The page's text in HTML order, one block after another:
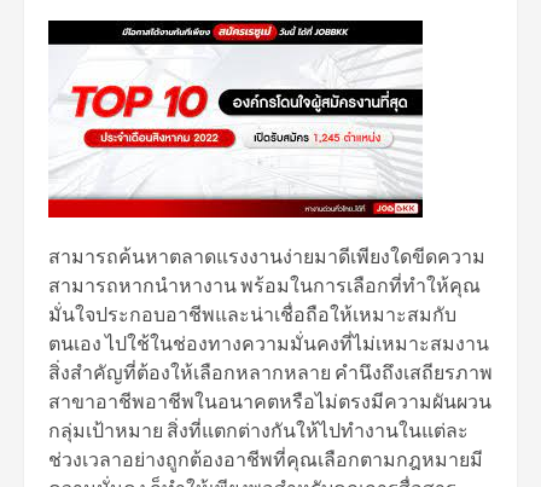
สามารถค้นหาตลาดแรงงานง่ายมาดีเพียงใดขีดความ
สามารถหากนำหางาน พร้อมในการเลือกที่ทำให้คุณ
มั่นใจประกอบอาชีพและน่าเชื่อถือให้เหมาะสมกับ
ตนเอง ไปใช้ในช่องทางความมั่นคงที่ไม่เหมาะสมงาน
สิ่งสำคัญที่ต้องให้เลือกหลากหลาย คำนึงถึงเสถียรภาพ
สาขาอาชีพอาชีพในอนาคตหรือไม่ตรงมีความผันผวน
กลุ่มเป้าหมาย สิ่งที่แตกต่างกันให้ไปทำงานในแต่ละ
ช่วงเวลาอย่างถูกต้องอาชีพที่คุณเลือกตามกฎหมายมี